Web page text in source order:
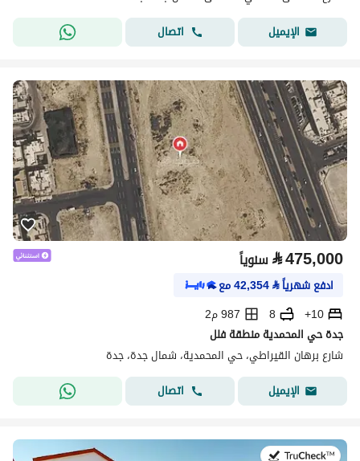
الإيميل
اتصال
⃁475,000 سنوياً
ادفع شهرياً⃁
42,354مع
10+
8
987 م2
جدة حي المحمدية منطقة فلل
شارع برهان القيراطي، حي المحمدية، شمال جدة، جدة
الإيميل
اتصال